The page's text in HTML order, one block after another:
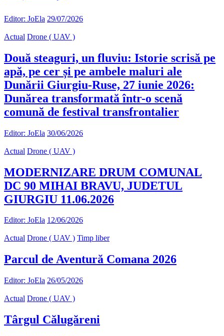
Editor: JoEla 29/07/2026
Actual Drone ( UAV )
Două steaguri, un fluviu: Istorie scrisă pe
apă, pe cer și pe ambele maluri ale
Dunării Giurgiu-Ruse, 27 iunie 2026:
Dunărea transformată într-o scenă
comună de festival transfrontalier
Editor: JoEla 30/06/2026
Actual Drone ( UAV )
MODERNIZARE DRUM COMUNAL
DC 90 MIHAI BRAVU, JUDETUL
GIURGIU 11.06.2026
Editor: JoEla 12/06/2026
Actual Drone ( UAV ) Timp liber
Parcul de Aventură Comana 2026
Editor: JoEla 26/05/2026
Actual Drone ( UAV )
Târgul Călugăreni